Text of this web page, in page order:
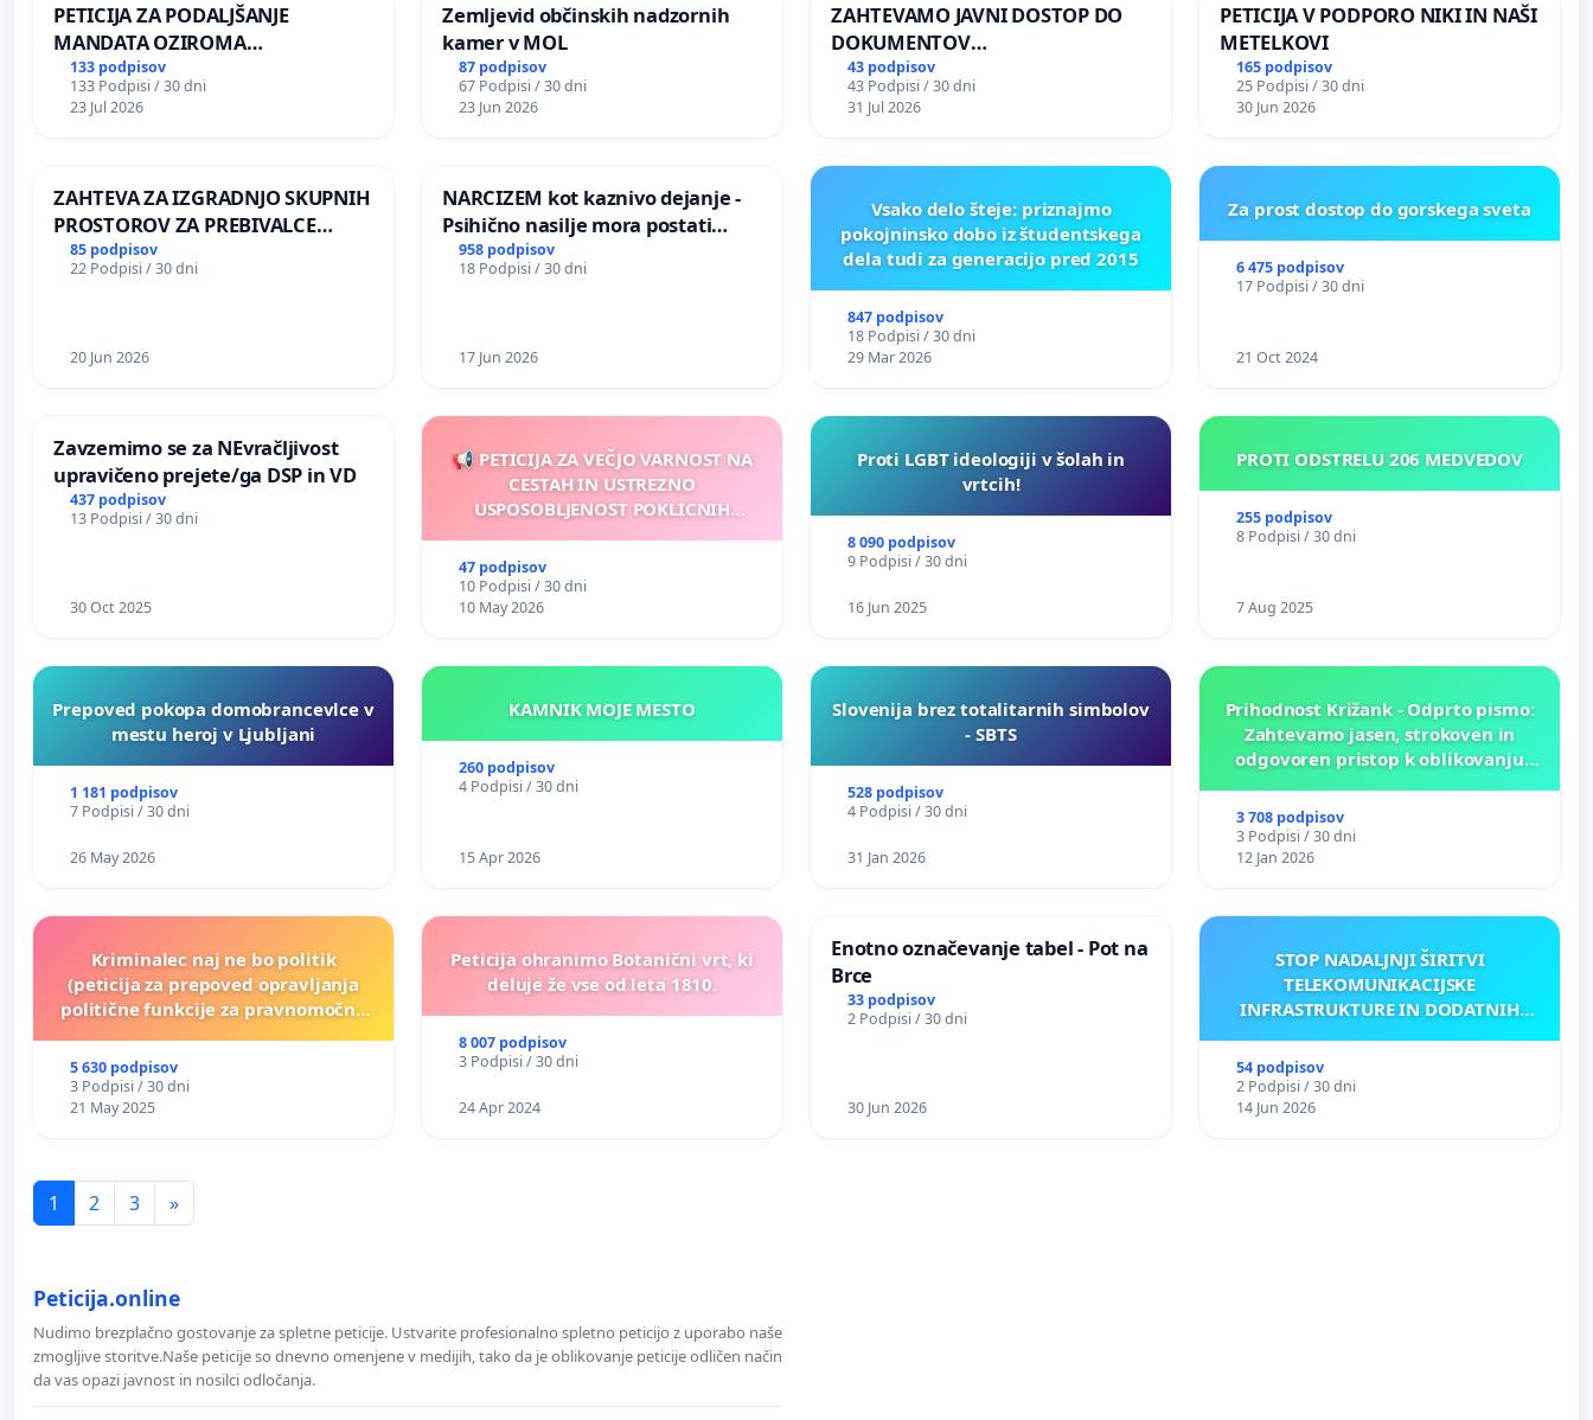
PETICIJA ZA PODALJŠANJE
MANDATA OZIROMA
ČIMPREJŠNJO PONOVNO
NAPOTITEV GOSPODA BERNARDA
ŠRAJNERJA NA VELEPOSLANIŠTVO
133 podpisov
133 Podpisi / 30 dni
23 Jul 2026
Zemljevid občinskih nadzornih
kamer v MOL
87 podpisov
67 Podpisi / 30 dni
23 Jun 2026
ZAHTEVAMO JAVNI DOSTOP DO
DOKUMENTOV
PARLAMENTARNIH
PREISKOVALNIH KOMISIJ O
ILEGALNI TRGOVINI Z OROŽJEM
43 podpisov
43 Podpisi / 30 dni
31 Jul 2026
PETICIJA V PODPORO NIKI IN NAŠI
METELKOVI
165 podpisov
25 Podpisi / 30 dni
30 Jun 2026
ZAHTEVA ZA IZGRADNJO SKUPNIH
PROSTOROV ZA PREBIVALCE
KRAJEVNE SKUPNOSTI
PRESTRANEK
85 podpisov
22 Podpisi / 30 dni
20 Jun 2026
NARCIZEM kot kaznivo dejanje -
Psihično nasilje mora postati
enako prepoznano kot fizično
nasilje
958 podpisov
18 Podpisi / 30 dni
17 Jun 2026
Vsako delo šteje: priznajmo
pokojninsko dobo iz študentskega
dela tudi za generacijo pred 2015
847 podpisov
18 Podpisi / 30 dni
29 Mar 2026
Za prost dostop do gorskega sveta
6 475 podpisov
17 Podpisi / 30 dni
21 Oct 2024
Zavzemimo se za NEvračljivost
upravičeno prejete/ga DSP in VD
437 podpisov
13 Podpisi / 30 dni
30 Oct 2025
📢 PETICIJA ZA VEČJO VARNOST NA
CESTAH IN USTREZNO
USPOSOBLJENOST POKLICNIH
47 podpisov
10 Podpisi / 30 dni
10 May 2026
Proti LGBT ideologiji v šolah in
vrtcih!
8 090 podpisov
9 Podpisi / 30 dni
16 Jun 2025
PROTI ODSTRELU 206 MEDVEDOV
255 podpisov
8 Podpisi / 30 dni
7 Aug 2025
Prepoved pokopa domobrancevlce v
mestu heroj v Ljubljani
1 181 podpisov
7 Podpisi / 30 dni
26 May 2026
KAMNIK MOJE MESTO
260 podpisov
4 Podpisi / 30 dni
15 Apr 2026
Slovenija brez totalitarnih simbolov
- SBTS
528 podpisov
4 Podpisi / 30 dni
31 Jan 2026
Prihodnost Križank - Odprto pismo:
Zahtevamo jasen, strokoven in
odgovoren pristop k oblikovanju
3 708 podpisov
3 Podpisi / 30 dni
12 Jan 2026
Kriminalec naj ne bo politik
(peticija za prepoved opravljanja
politične funkcije za pravnomočno
5 630 podpisov
3 Podpisi / 30 dni
21 May 2025
Peticija ohranimo Botanični vrt, ki
deluje že vse od leta 1810.
8 007 podpisov
3 Podpisi / 30 dni
24 Apr 2024
Enotno označevanje tabel - Pot na
Brce
33 podpisov
2 Podpisi / 30 dni
30 Jun 2026
STOP NADALJNJI ŠIRITVI
TELEKOMUNIKACIJSKE
INFRASTRUKTURE IN DODATNIH
54 podpisov
2 Podpisi / 30 dni
14 Jun 2026
1 2 3 »
Peticija.online
Nudimo brezplačno gostovanje za spletne peticije. Ustvarite profesionalno spletno peticijo z uporabo naše
zmogljive storitve.Naše peticije so dnevno omenjene v medijih, tako da je oblikovanje peticije odličen način
da vas opazi javnost in nosilci odločanja.